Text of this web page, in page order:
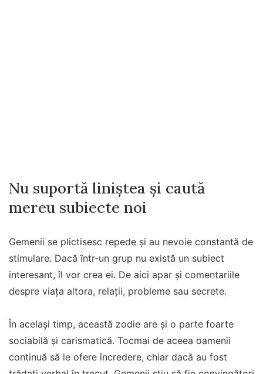
Nu suportă liniștea și caută
mereu subiecte noi
Gemenii se plictisesc repede și au nevoie constantă de
stimulare. Dacă într-un grup nu există un subiect
interesant, îl vor crea ei. De aici apar și comentariile
despre viața altora, relații, probleme sau secrete.
În același timp, această zodie are și o parte foarte
sociabilă și carismatică. Tocmai de aceea oamenii
continuă să le ofere încredere, chiar dacă au fost